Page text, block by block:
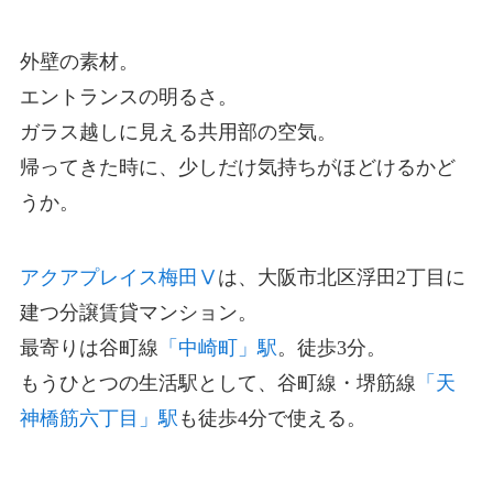
外壁の素材。
エントランスの明るさ。
ガラス越しに見える共用部の空気。
帰ってきた時に、少しだけ気持ちがほどけるかど
うか。
アクアプレイス梅田Ⅴ は、大阪市北区浮田2丁目に
建つ分譲賃貸マンション。
最寄りは谷町線 「中崎町」駅。徒歩3分。
もうひとつの生活駅として、谷町線・堺筋線 「天
神橋筋六丁目」駅 も徒歩4分で使える。